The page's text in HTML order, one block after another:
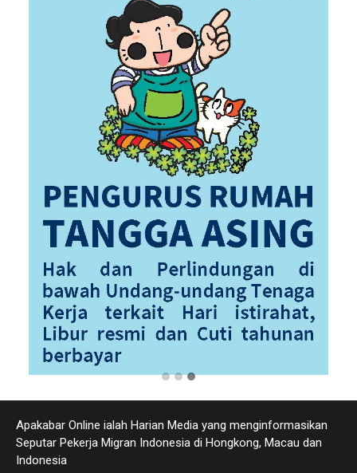
Apakabar Online ialah Harian Media yang menginformasikan
Seputar Pekerja Migran Indonesia di Hongkong, Macau dan
Indonesia